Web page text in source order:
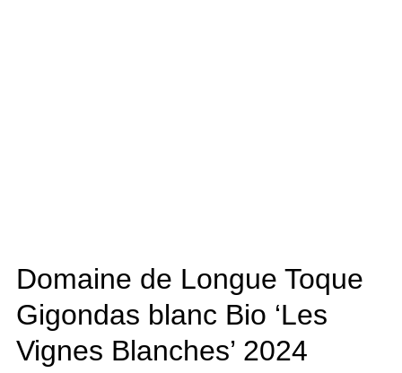
Domaine de Longue Toque
Gigondas blanc Bio ‘Les
Vignes Blanches’ 2024